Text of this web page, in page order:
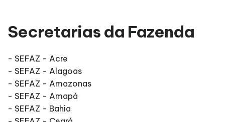
Secretarias da Fazenda
- SEFAZ - Acre
- SEFAZ - Alagoas
- SEFAZ - Amazonas
- SEFAZ - Amapá
- SEFAZ - Bahia